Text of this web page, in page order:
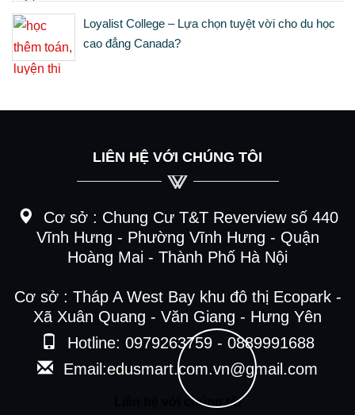
Loyalist College – Lựa chọn tuyệt vời cho du học
cao đẳng Canada?
LIÊN HỆ VỚI CHÚNG TÔI
Cơ sở : Chung Cư T&T Reverview số 440
Vĩnh Hưng - Phường Vĩnh Hưng - Quận
Hoàng Mai - Thành Phố Hà Nội
Cơ sở : Tháp A West Bay khu đô thị Ecopark -
Xã Xuân Quang - Văn Giang - Hưng Yên
Hotline: 0979263759 - 0889991688
Email:edusmart.com.vn@gmail.com
Liên hệ với chúng tôi